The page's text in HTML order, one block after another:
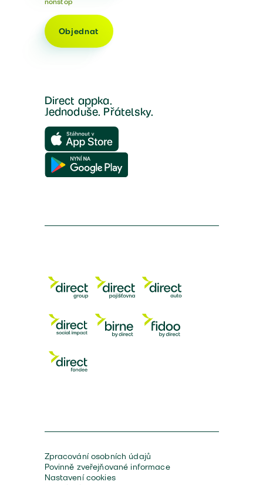
Objednat
Direct appka.
Jednoduše. Přátelsky.
Zpracování osobních údajů
Povinně zveřejňované informace
Nastavení cookies